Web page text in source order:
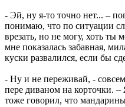
- Эй, ну я-то точно нет... –
понимаю, что по ситуации
врезать, но не могу, хоть ты
мне показалась забавная,
куски развалился, если бы
- Ну и не переживай, -
пере диваном на корточки.
тоже говорил, что